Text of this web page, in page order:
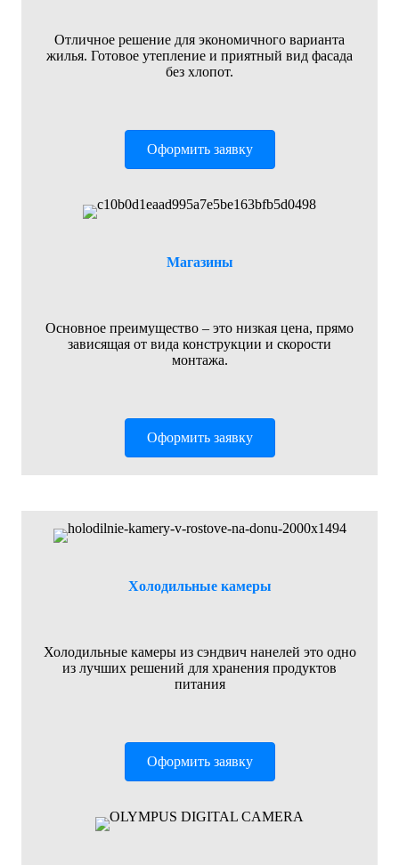
Отличное решение для экономичного варианта
жилья. Готовое утепление и приятный вид фасада
без хлопот.
Оформить заявку
Магазины
Основное преимущество – это низкая цена, прямо
зависящая от вида конструкции и скорости
монтажа.
Оформить заявку
Холодильные камеры
Холодильные камеры из сэндвич нанелей это одно
из лучших решений для хранения продуктов
питания
Оформить заявку